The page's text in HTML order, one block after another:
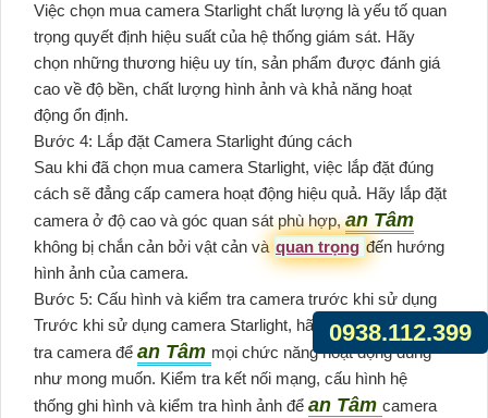
Việc chọn mua camera Starlight chất lượng là yếu tố quan
trọng quyết định hiệu suất của hệ thống giám sát. Hãy
chọn những thương hiệu uy tín, sản phẩm được đánh giá
cao về độ bền, chất lượng hình ảnh và khả năng hoạt
động ổn định.
Bước 4: Lắp đặt Camera Starlight đúng cách
Sau khi đã chọn mua camera Starlight, việc lắp đặt đúng
cách sẽ đẳng cấp camera hoạt động hiệu quả. Hãy lắp đặt
camera ở độ cao và góc quan sát phù hợp,an Tâm
không bị chắn cản bởi vật cản và quan trọng đến hướng
hình ảnh của camera.
Bước 5: Cấu hình và kiểm tra camera trước khi sử dụng
Trước khi sử dụng camera Starlight, hãy cấu hình và kiểm
tra camera để an Tâm mọi chức năng hoạt động đúng
như mong muốn. Kiểm tra kết nối mạng, cấu hình hệ
thống ghi hình và kiểm tra hình ảnh để an Tâm camera
0938.112.399